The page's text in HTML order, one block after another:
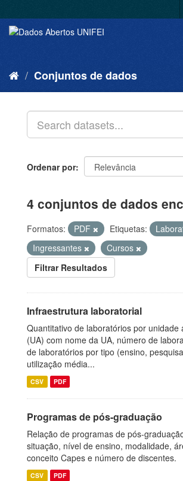
Conjuntos de dados
Ordenar por
4 conjuntos de dados
Formatos: PDF Etiquetas:
Ingressantes
Cursos
Filtrar Resultados
Infraestrutura laboratorial
Quantitativo de laboratórios por unidade
(UA) com nome da UA, número de
de laboratórios por tipo (ensino,
utilização média...
CSV PDF
Programas de pós-graduação
Relação de programas de pós-
situação, nível de ensino, modalidade,
conceito Capes e número de discentes.
CSV PDF